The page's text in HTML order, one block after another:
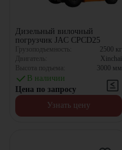
Дизельный вилочный
погрузчик JAC CPCD25
Грузоподъемность: 2500 кг
Двигатель:
Xinchai
Высота подъема:
3000 мм
В наличии
Цена по запросу
Узнать цену